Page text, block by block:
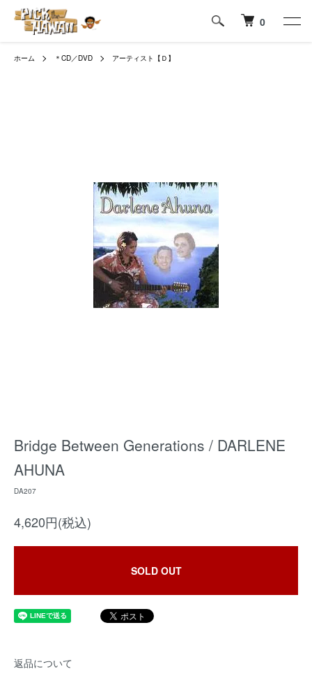
0
ホーム ＊CD／DVD アーティスト【Ｄ】
Bridge Between Generations / DARLENE
AHUNA
DA207
4,620円(税込)
SOLD OUT
返品について